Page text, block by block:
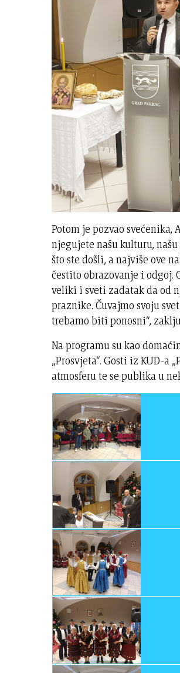
Potom je pozvao svećenika,
njegujete našu kulturu,
što ste došli, a najviše ove
čestito obrazovanje i odgoj.
veliki i sveti zadatak da od
praznike. Čuvajmo svoju
trebamo biti ponosni“,
Na programu su kao
„Prosvjeta“. Gosti iz KUD-
atmosferu te se publika u